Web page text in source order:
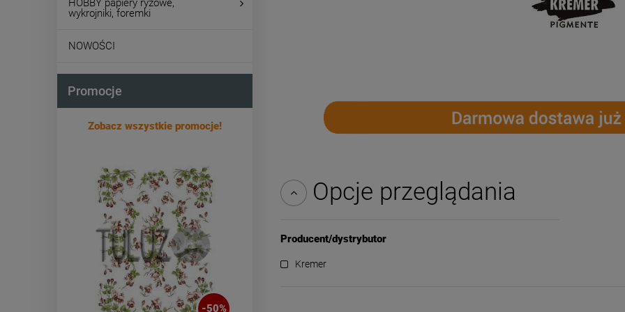
HOBBY papiery ryżowe,
wykrojniki, foremki
NOWOŚCI
Promocje
Zobacz wszystkie promocje!
-50%
Opcje przeglądania
Producent/dystrybutor
Kremer